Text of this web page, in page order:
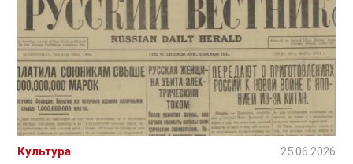
Культура 25.06.2026